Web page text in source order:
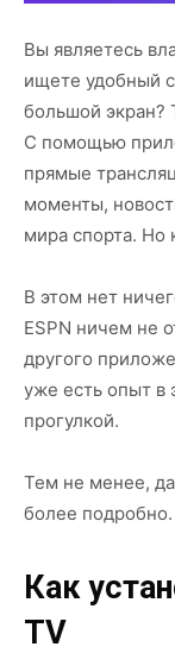
Вы являетесь
ищете удобный
большой экран?
С помощью
прямые
моменты,
мира спорта. Но
В этом нет
ESPN ничем не
другого
уже есть опыт в
прогулкой.
Тем не менее,
более подробно.
Как
TV